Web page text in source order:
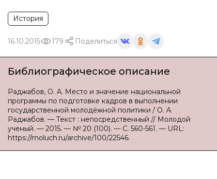
История
16.10.2015 179 Поделиться
Библиографическое описание
Раджабов, О. А. Место и значение национальной
программы по подготовке кадров в выполнении
государственной молодёжной политики / О. А.
Раджабов. — Текст : непосредственный // Молодой
ученый. — 2015. — № 20 (100). — С. 560-561. — URL:
https://moluch.ru/archive/100/22546.